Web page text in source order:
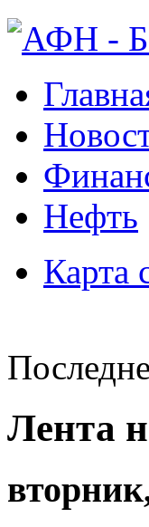
Нефть
Карта
Лента